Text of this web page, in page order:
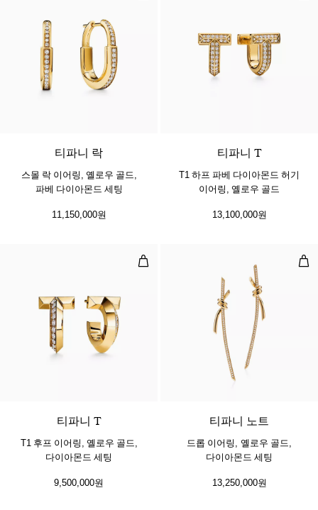
티파니 락
스몰 락 이어링, 옐로우 골드,
파베 다이아몬드 세팅
11,150,000원
티파니 T
T1 하프 파베 다이아몬드 허기
이어링, 옐로우 골드
13,100,000원
T1 후프 이어링, 옐로우 골드, 다이
3 소재
티파니 T
T1 후프 이어링, 옐로우 골드,
다이아몬드 세팅
9,500,000원
드
티파니 노트
드롭 이어링, 옐로우 골드,
다이아몬드 세팅
13,250,000원